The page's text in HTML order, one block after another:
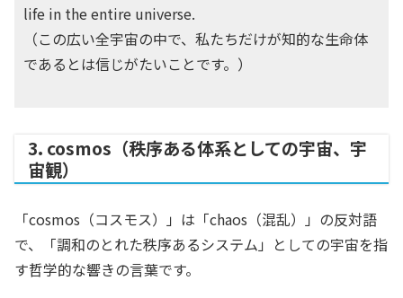
life in the entire universe.
（この広い全宇宙の中で、私たちだけが知的な生命体
であるとは信じがたいことです。）
3. cosmos（秩序ある体系としての宇宙、宇
宙観）
「cosmos（コスモス）」は「chaos（混乱）」の反対語
で、「調和のとれた秩序あるシステム」としての宇宙を指
す哲学的な響きの言葉です。